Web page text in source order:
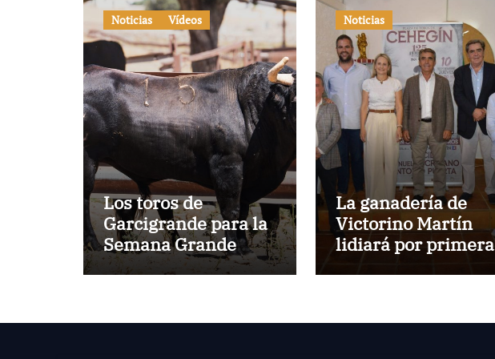
Noticias Vídeos
Los toros de
Garcigrande para la
Semana Grande
Donostiarra
Noticias
La ganadería de
Victorino Martín
lidiará por primera
conmemorativa de